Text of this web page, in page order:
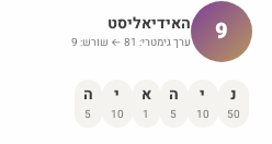
9 האידיאליסט
ערך גימטרי: 81 ← שורש: 9
נ
50
י
10
ה
5
א
1
י
10
ה
5